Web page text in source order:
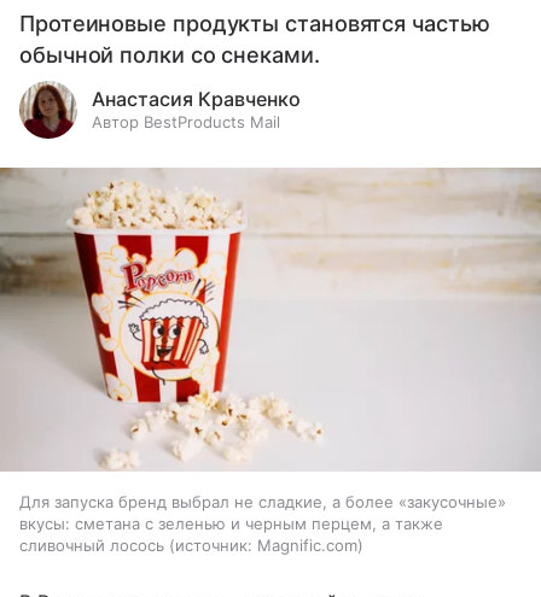
Протеиновые продукты становятся частью
обычной полки со снеками.
Анастасия Кравченко
Автор BestProducts Mail
Для запуска бренд выбрал не сладкие, а более «закусочные»
вкусы: сметана с зеленью и черным перцем, а также
сливочный лосось
источник: Magnific.com